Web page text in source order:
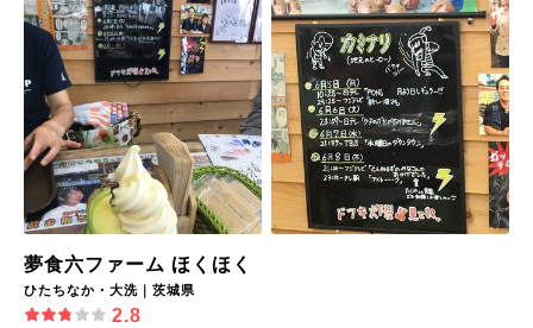
夢食六ファーム ほくほく
ひたちなか・大洗｜茨城県
2.8